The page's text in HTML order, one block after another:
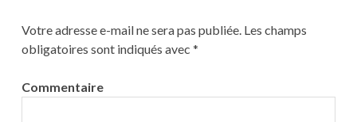
Votre adresse e-mail ne sera pas publiée.Les champs
obligatoires sont indiqués avec *
Commentaire